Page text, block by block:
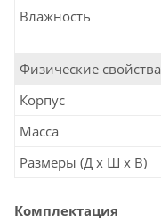
Влажность
Физические свойства
Корпус
Масса
Размеры (Д х Ш х В)
Комплектация